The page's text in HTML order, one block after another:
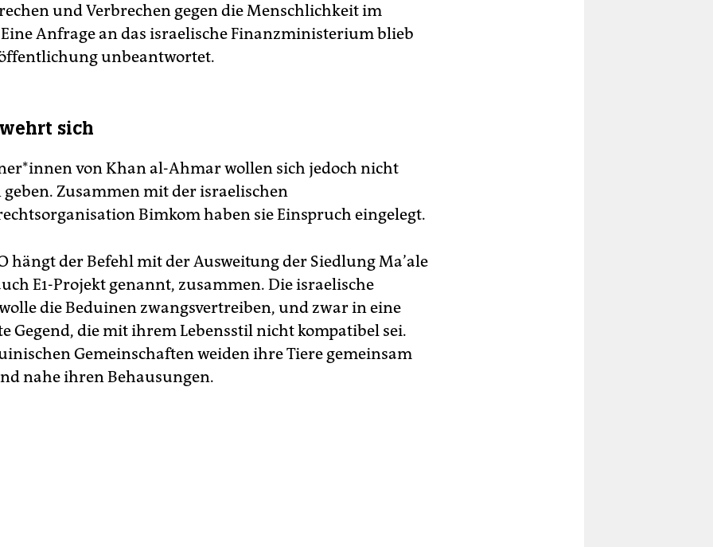
und Verbrechen gegen die Menschlichkeit im
Anfrage an das israelische Finanzministerium blieb
unbeantwortet.
sich
von Khan al-Ahmar wollen sich jedoch nicht
geben. Zusammen mit der israelischen
Bimkom haben sie Einspruch eingelegt.
hängt der Befehl mit der Ausweitung der Siedlung Ma’ale
E1-Projekt genannt, zusammen. Die israelische
die Beduinen zwangsvertreiben, und zwar in eine
Gegend, die mit ihrem Lebensstil nicht kompatibel sei.
Gemeinschaften weiden ihre Tiere gemeinsam
nahe ihren Behausungen.